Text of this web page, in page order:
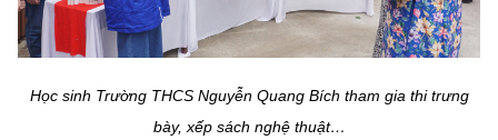
Email:
stc@mst.gov.vn
©2026 Bản quyền thuộc Bộ Khoa Học và Công Nghệ
website này)
Học sinh Trường THCS Nguyễn Quang Bích tham gia thi trưng
bày, xếp sách nghệ thuật…